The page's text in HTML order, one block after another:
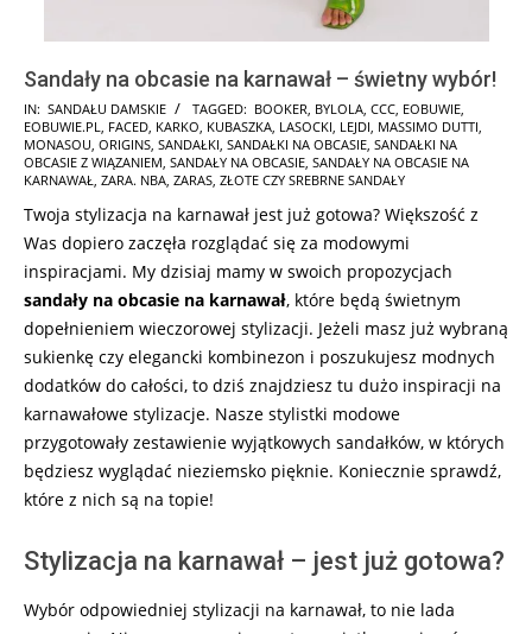
Sandały na obcasie na karnawał – świetny wybór!
2025-
01-
02
IN: SANDAŁU DAMSKIE TAGGED: BOOKER BYLOLA CCC EOBUWIE
EOBUWIE.PL
FACED KARKO KUBASZKA LASOCKI LEJDI MASSIMO DUTTI
MONASOU ORIGINS SANDAŁKI SANDAŁKI NA OBCASIE SANDAŁKI NA
OBCASIE Z WIĄZANIEM SANDAŁY NA OBCASIE SANDAŁY NA OBCASIE NA
KARNAWAŁ ZARA. NBA ZARAS ZŁOTE CZY SREBRNE SANDAŁY
Twoja stylizacja na karnawał jest już gotowa? Większość z
Was dopiero zaczęła rozglądać się za modowymi
inspiracjami. My dzisiaj mamy w swoich propozycjach
sandały na obcasie na karnawał, które będą świetnym
dopełnieniem wieczorowej stylizacji. Jeżeli masz już wybraną
sukienkę czy elegancki kombinezon i poszukujesz modnych
dodatków do całości, to dziś znajdziesz tu dużo inspiracji na
karnawałowe stylizacje. Nasze stylistki modowe
przygotowały zestawienie wyjątkowych sandałków, w których
będziesz wyglądać nieziemsko pięknie. Koniecznie sprawdź,
które z nich są na topie!
Stylizacja na karnawał – jest już gotowa?
Wybór odpowiedniej stylizacji na karnawał, to nie lada